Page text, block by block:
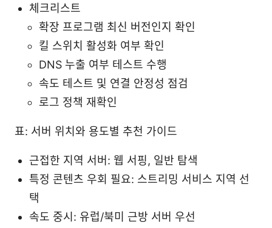
체크리스트
확장 프로그램 최신 버전인지 확인
킬 스위치 활성화 여부 확인
DNS 누출 여부 테스트 수행
속도 테스트 및 연결 안정성 점검
로그 정책 재확인
표: 서버 위치와 용도별 추천 가이드
근접한 지역 서버: 웹 서핑, 일반 탐색
특정 콘텐츠 우회 필요: 스트리밍 서비스 지역 선
택
속도 중시: 유럽/북미 근방 서버 우선